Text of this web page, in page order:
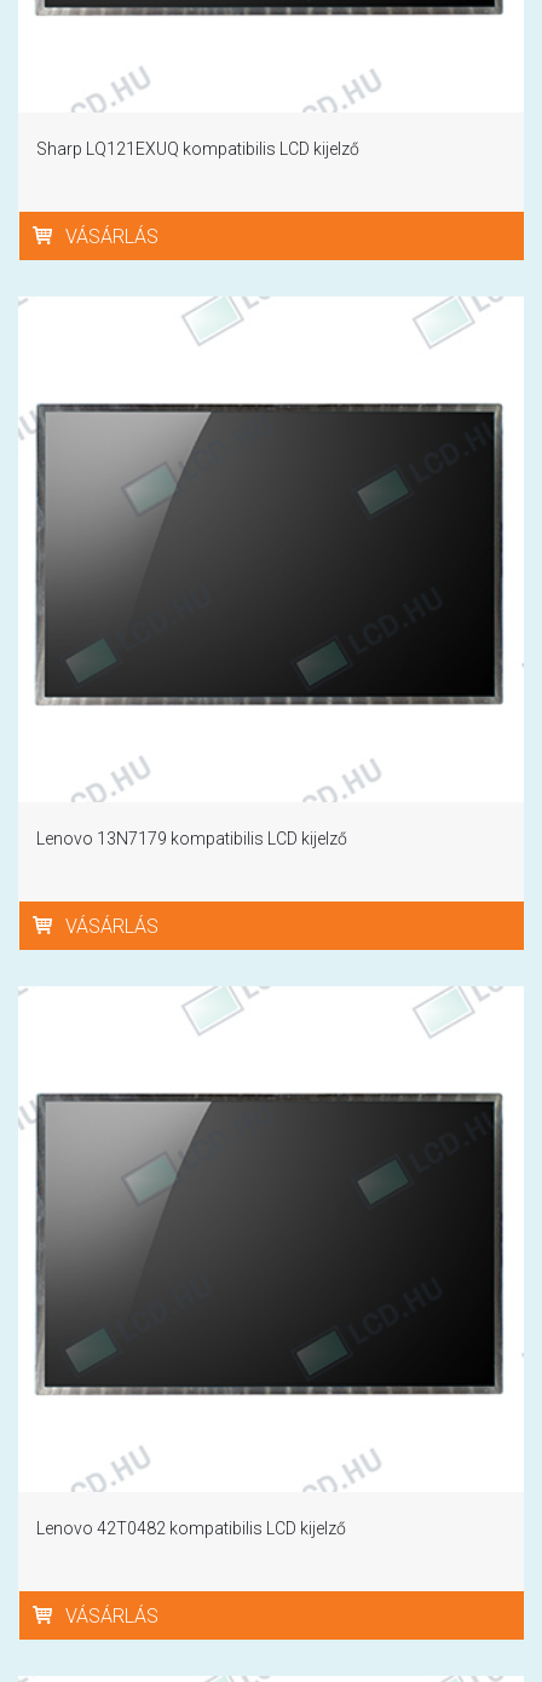
Sharp LQ121EXUQ kompatibilis LCD kijelző
VÁSÁRLÁS
Lenovo 13N7179 kompatibilis LCD kijelző
VÁSÁRLÁS
Lenovo 42T0482 kompatibilis LCD kijelző
VÁSÁRLÁS